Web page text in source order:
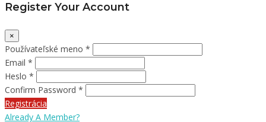
Register Your Account
×
Používateľské meno *
Email *
Heslo *
Confirm Password *
Registrácia
Already A Member?